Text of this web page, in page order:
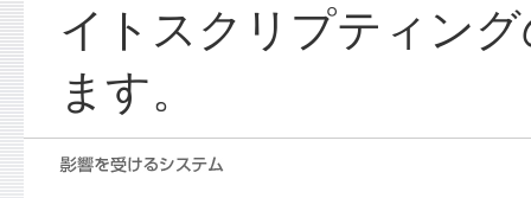
イトスクリプティン
ます。